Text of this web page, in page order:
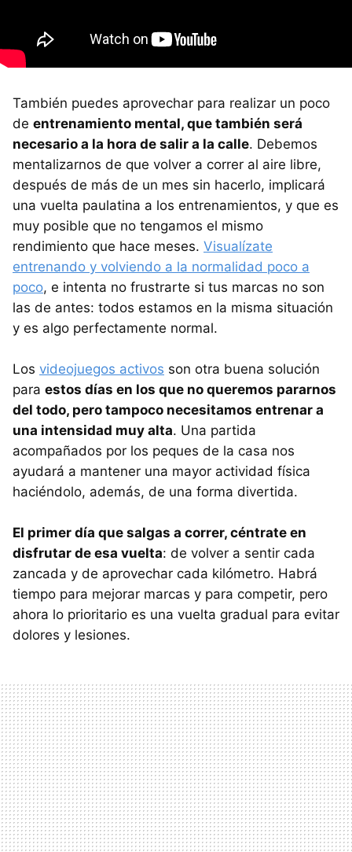
También puedes aprovechar para realizar un poco
de entrenamiento mental, que también será
necesario a la hora de salir a la calle. Debemos
mentalizarnos de que volver a correr al aire libre,
después de más de un mes sin hacerlo, implicará
una vuelta paulatina a los entrenamientos, y que es
muy posible que no tengamos el mismo
rendimiento que hace meses. Visualízate
entrenando y volviendo a la normalidad poco a
poco, e intenta no frustrarte si tus marcas no son
las de antes: todos estamos en la misma situación
y es algo perfectamente normal.
Los videojuegos activos son otra buena solución
para estos días en los que no queremos pararnos
del todo, pero tampoco necesitamos entrenar a
una intensidad muy alta. Una partida
acompañados por los peques de la casa nos
ayudará a mantener una mayor actividad física
haciéndolo, además, de una forma divertida.
El primer día que salgas a correr, céntrate en
disfrutar de esa vuelta: de volver a sentir cada
zancada y de aprovechar cada kilómetro. Habrá
tiempo para mejorar marcas y para competir, pero
ahora lo prioritario es una vuelta gradual para evitar
dolores y lesiones.